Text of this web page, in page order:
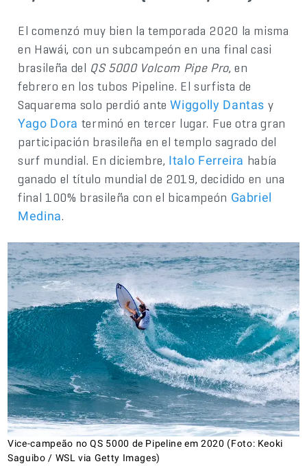
El comenzó muy bien la temporada 2020 la misma
en Hawái, con un subcampeón en una final casi
brasileña del QS 5000 Volcom Pipe Pro, en
febrero en los tubos Pipeline. El surfista de
Saquarema solo perdió anteWiggolly Dantas y
Yago Dora terminó en tercer lugar. Fue otra gran
participación brasileña en el templo sagrado del
surf mundial. En diciembre, Italo Ferreira había
ganado el título mundial de 2019, decidido en una
final 100% brasileña con el bicampeón Gabriel
Medina.
Vice-campeão no QS 5000 de Pipeline em 2020 (Foto: Keoki
Saguibo / WSL via Getty Images)